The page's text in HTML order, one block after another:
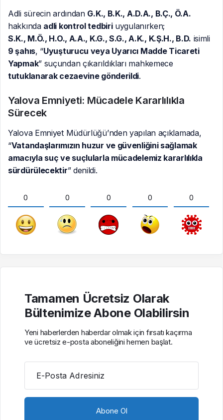
Adli sürecin ardından G.K., B.K., A.D.A., B.Ç., Ö.A.
hakkında adli kontrol tedbiriuygulanırken;
S.K., M.Ö., H.O., A.A., K.G., S.G., A.K., K.Ş.H., B.D. isimli
9 şahıs, “Uyuşturucu veya Uyarıcı Madde Ticareti
Yapmak” suçundan çıkarıldıkları mahkemece
tutuklanarak cezaevine gönderildi.
Yalova Emniyeti: Mücadele Kararlılıkla
Sürecek
Yalova Emniyet Müdürlüğü’nden yapılan açıklamada,
“Vatandaşlarımızın huzur ve güvenliğini sağlamak
amacıyla suç ve suçlularla mücadelemiz kararlılıkla
sürdürülecektir” denildi.
0 0 0 0 0
Tamamen Ücretsiz Olarak
Bültenimize Abone Olabilirsin
Yeni haberlerden haberdar olmak için fırsatı kaçırma
ve ücretsiz e-posta aboneliğini hemen başlat.
E-Posta Adresiniz